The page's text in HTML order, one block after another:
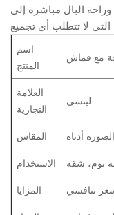
وراحة البال مباشرة إلى
لا تتطلب أي تجميع
اسم
المنتج
العلامة
التجارية
لينسي
المقاس
أدناه
الاستخدام
نوم، شقة
المزايا
تنافسي